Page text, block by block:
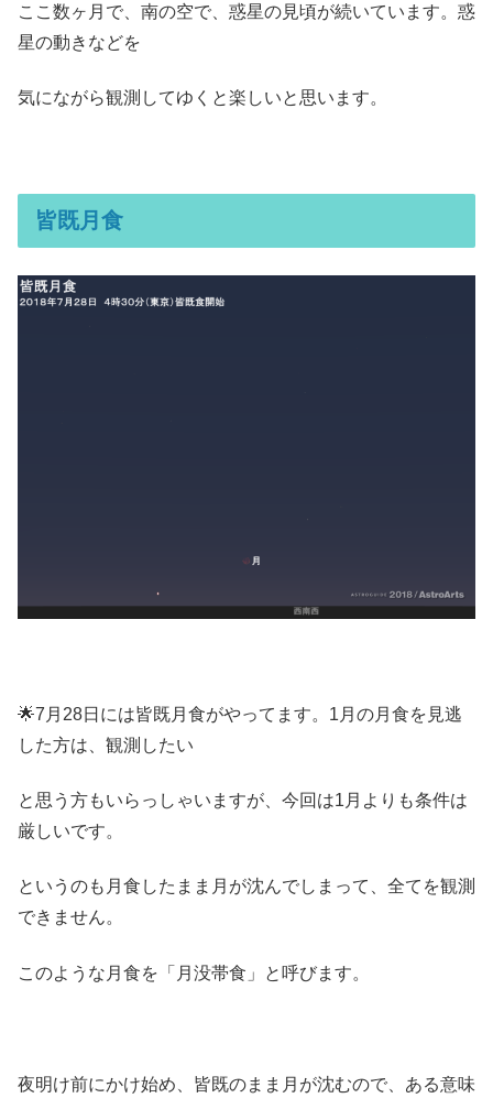
ここ数ヶ月で、南の空で、惑星の見頃が続いています。惑
星の動きなどを
気にながら観測してゆくと楽しいと思います。
皆既月食
🌟7月28日には皆既月食がやってます。1月の月食を見逃
した方は、観測したい
と思う方もいらっしゃいますが、今回は1月よりも条件は
厳しいです。
というのも月食したまま月が沈んでしまって、全てを観測
できません。
このような月食を「月没帯食」と呼びます。
夜明け前にかけ始め、皆既のまま月が沈むので、ある意味